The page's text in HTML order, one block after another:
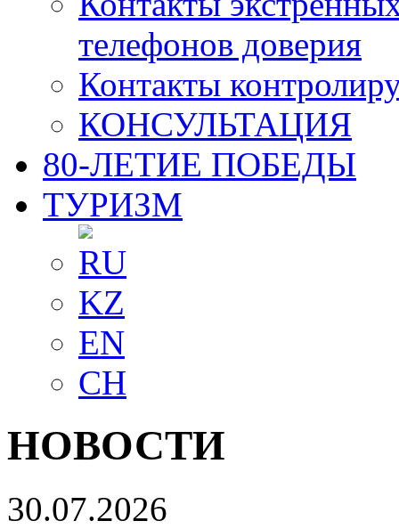
телефонов доверия
Контакты
КОНСУЛЬТАЦИЯ
80-ЛЕТИЕ ПОБЕДЫ
ТУРИЗМ
RU
KZ
EN
CH
НОВОСТИ
30.07.2026